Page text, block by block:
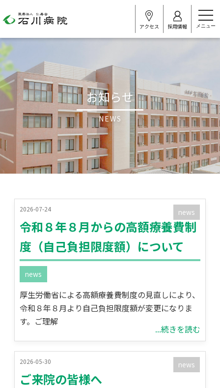
アクセス 採用情報
t
o
g
g
a
t
i
o
n
お知らせ
NEWS
2026-07-24
令和８年８月からの高額療養費制
度（自己負担限度額）について
news
news
厚生労働省による高額療養費制度の見直しにより、
令和８年８月より自己負担限度額が変更になりま
す。ご理解
...続きを読む
2026-05-30
ご来院の皆様へ
news